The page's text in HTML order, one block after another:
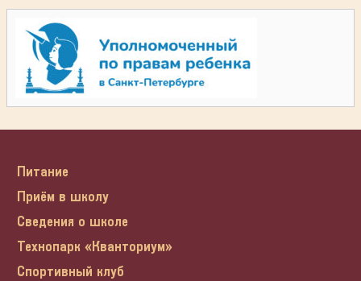
Питание
Приём в школу
Сведения о школе
Технопарк «Кванториум»
Спортивный клуб